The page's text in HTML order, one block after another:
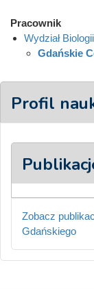
Pracownik
Wydział Biologii
Gdańskie
Profil
Zobacz
Gdańskiego